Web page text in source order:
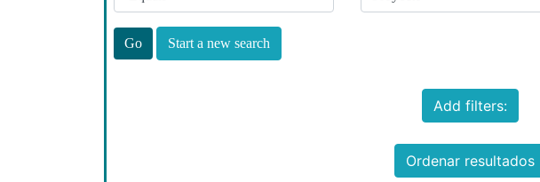
Start a new search
Add filters:
Ordenar resultados